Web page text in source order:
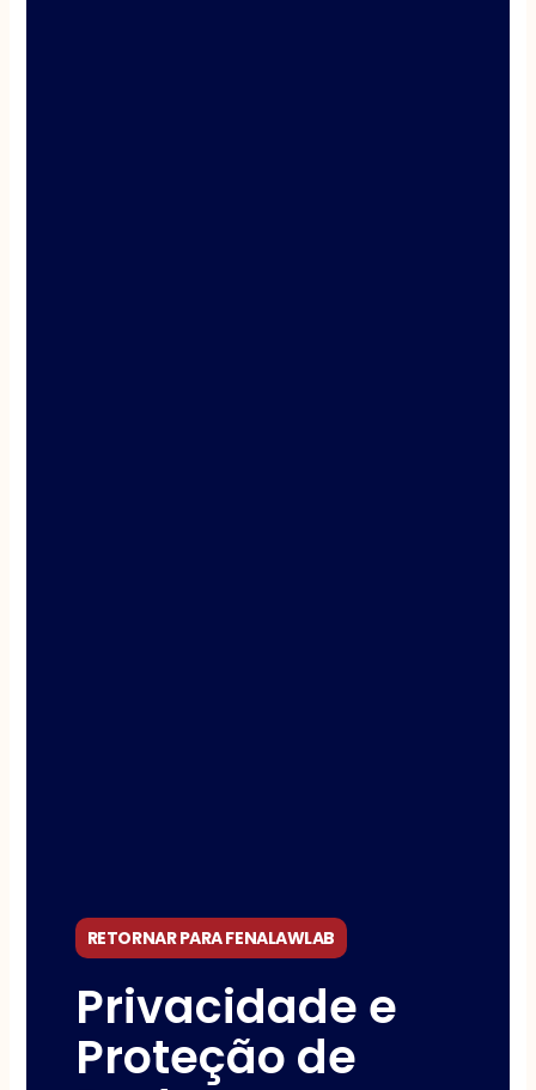
RETORNAR PARA FENALAWLAB
Privacidade e
Proteção de